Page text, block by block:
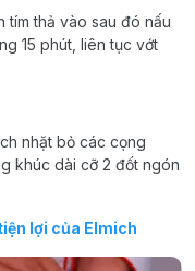
tím thả vào sau đó nấu
15 phút, liên tục vớt
nhặt bỏ các cọng
khúc dài cỡ 2 đốt ngón
lợi của Elmich